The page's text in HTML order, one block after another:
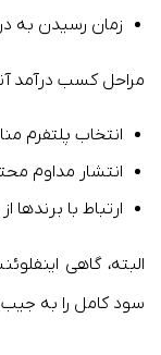
زمان رسیدن به درآمد:
مراحل کسب درآمد
انتخاب پلتفرم
انتشار مداوم
ارتباط با
البته، گاهی
سود کامل را به